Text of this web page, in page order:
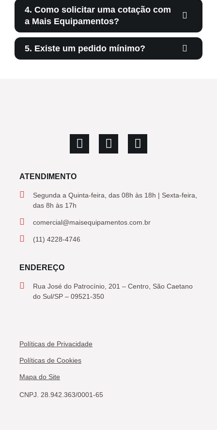
4. Como solicitar uma cotação com
a Mais Equipamentos?
5. Existe um pedido mínimo?
ATENDIMENTO
Segunda a Quinta-feira, das 08h às 18h | Sexta-feira,
das 8h às 17h
comercial@maisequipamentos.com.br
(11) 4228-4746
ENDEREÇO
Rua José do Patrocínio, 201 – Centro, São Caetano
do Sul/SP – 09521-350
Políticas de Privacidade
Políticas de Cookies
Mapa do Site
CNPJ. 28.942.363/0001-65